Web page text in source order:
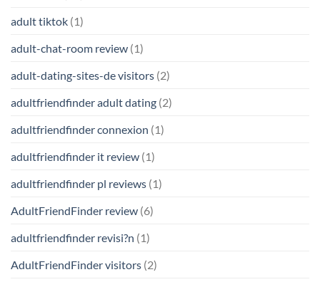
adult tiktok (1)
adult-chat-room review (1)
adult-dating-sites-de visitors (2)
adultfriendfinder adult dating (2)
adultfriendfinder connexion (1)
adultfriendfinder it review (1)
adultfriendfinder pl reviews (1)
AdultFriendFinder review (6)
adultfriendfinder revisi?n (1)
AdultFriendFinder visitors (2)